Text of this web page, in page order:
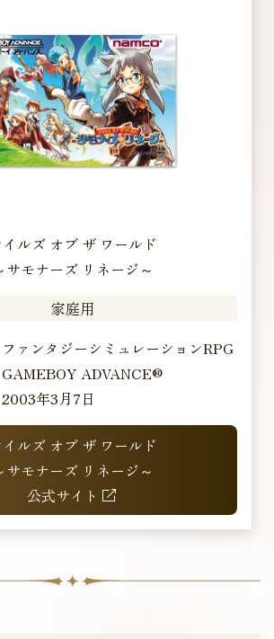
イルズ オブ ザ ワールド
サモナーズ リネージ～
家庭用
ファンタジーシミュレーションRPG
GAMEBOY ADVANCE®
2003年3月7日
イルズ オブ ザ ワールド
サモナーズ リネージ～
公式サイト